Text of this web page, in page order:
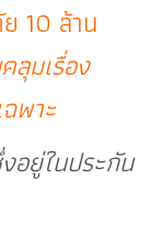
10 ล้าน
ลุมเรื่อง
พาะ
อยู่ในประกัน